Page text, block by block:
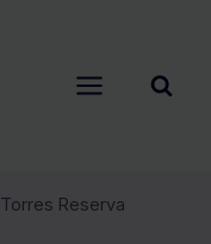
Torres Reserva